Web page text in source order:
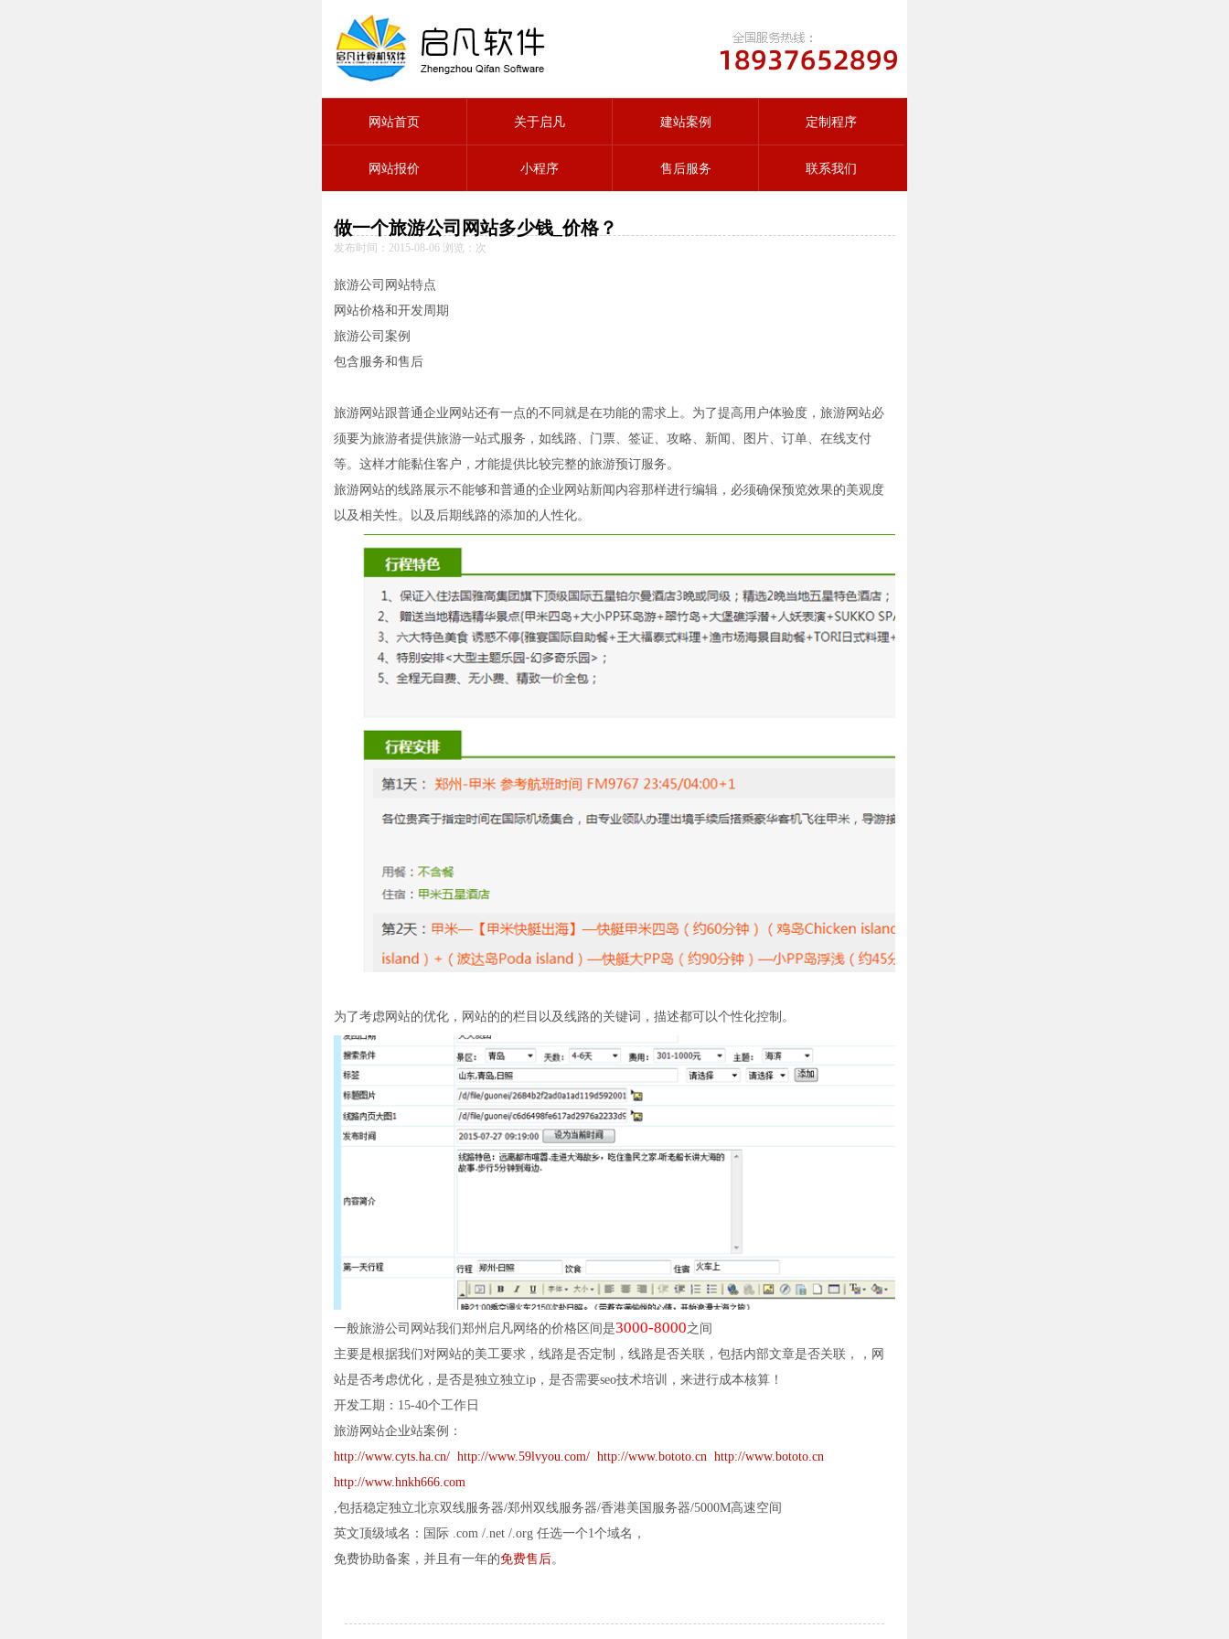
网站首页 关于启凡 建站案例 定制程序
网站报价 小程序 售后服务 联系我们
做一个旅游公司网站多少钱_价格？
发布时间：2015-08-06 浏览： 次
旅游公司网站特点
网站价格和开发周期
旅游公司案例
包含服务和售后
旅游网站跟普通企业网站还有一点的不同就是在功能的需求上。为了提高用户体验度，旅游网站必
须要为旅游者提供旅游一站式服务，如线路、门票、签证、攻略、新闻、图片、订单、在线支付
等。这样才能黏住客户，才能提供比较完整的旅游预订服务。
旅游网站的线路展示不能够和普通的企业网站新闻内容那样进行编辑，必须确保预览效果的美观度
以及相关性。以及后期线路的添加的人性化。
为了考虑网站的优化，网站的的栏目以及线路的关键词，描述都可以个性化控制。
一般旅游公司网站我们郑州启凡网络的价格区间是3000-8000之间
主要是根据我们对网站的美工要求，线路是否定制，线路是否关联，包括内部文章是否关联，，网
站是否考虑优化，是否是独立独立ip，是否需要seo技术培训，来进行成本核算！
开发工期：15-40个工作日
旅游网站企业站案例：
http://www.cyts.ha.cn/ http://www.59lvyou.com/ http://www.bototo.cn http://www.bototo.cn
http://www.hnkh666.com
,包括稳定独立北京双线服务器/郑州双线服务器/香港美国服务器/5000M高速空间
英文顶级域名：国际 .com /.net /.org 任选一个1个域名，
免费协助备案，并且有一年的免费售后。